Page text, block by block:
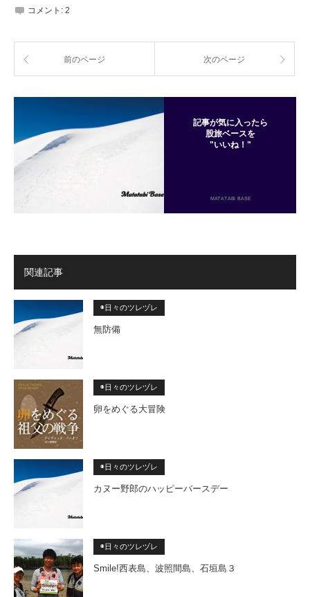
コメント: 2
前のページ 次のページ
記事が気に入ったら
股旅ベースを
"いいね！"
MATATABI BASE
関連記事
◉日々のツレヅレ
無防備
◉日々のツレヅレ
卵をめぐる大冒険
◉日々のツレヅレ
カヌー野郎のハッピーバースデー
◉日々のツレヅレ
Smile!西表島、波照間島、石垣島３